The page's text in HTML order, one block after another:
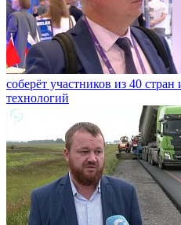
соберёт участников из 40
технологий